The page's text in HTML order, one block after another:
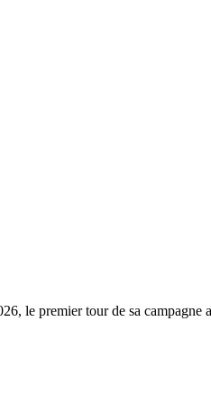
le premier tour de sa campagne